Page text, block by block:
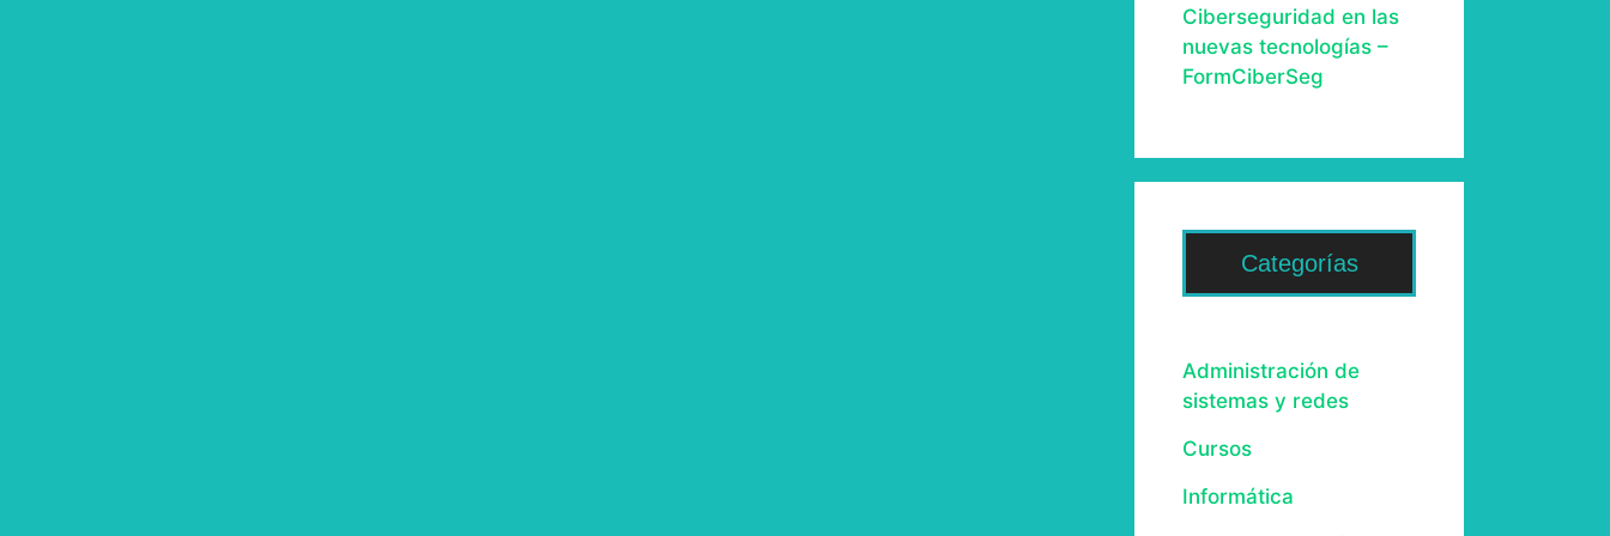
Ciberseguridad en las
nuevas tecnologías –
FormCiberSeg
Categorías
Administración de
sistemas y redes
Cursos
Informática